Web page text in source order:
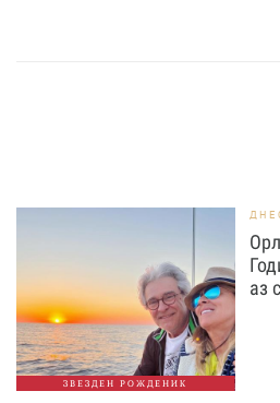
ЗВЕЗДЕН РОЖДЕНИК
аз